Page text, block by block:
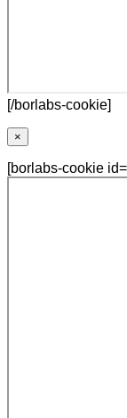
[/borlabs-cookie]
×
[borlabs-cookie